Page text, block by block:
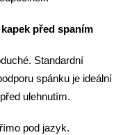
před spaním
Standardní
spánku je ideální
ulehnutím.
pod jazyk.